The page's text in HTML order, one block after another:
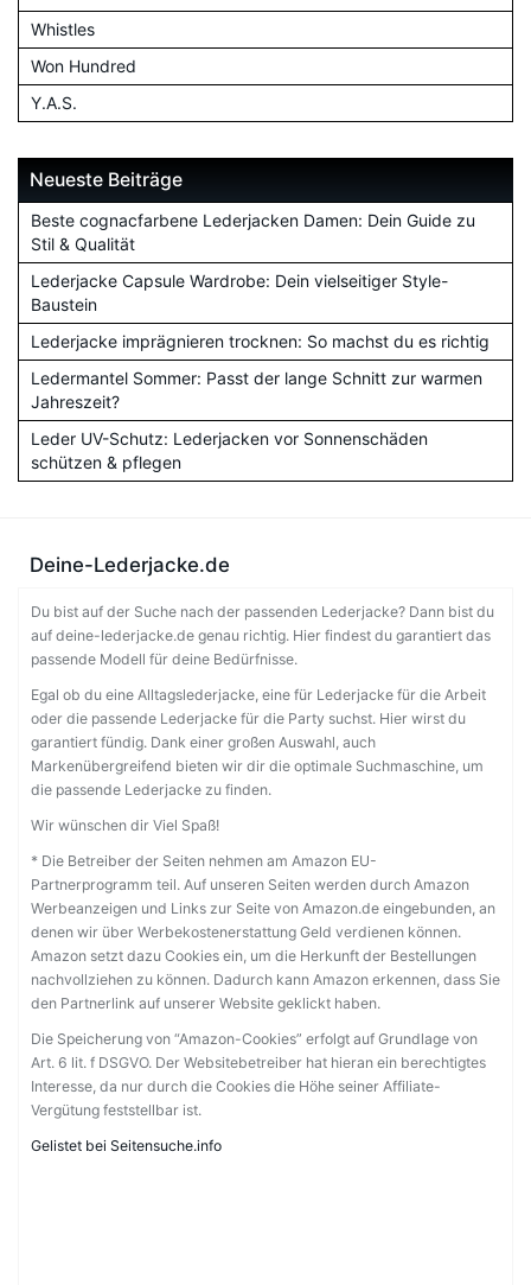
Whistles
Won Hundred
Y.A.S.
Neueste Beiträge
Beste cognacfarbene Lederjacken Damen: Dein Guide zu
Stil & Qualität
Lederjacke Capsule Wardrobe: Dein vielseitiger Style-
Baustein
Lederjacke imprägnieren trocknen: So machst du es richtig
Ledermantel Sommer: Passt der lange Schnitt zur warmen
Jahreszeit?
Leder UV-Schutz: Lederjacken vor Sonnenschäden
schützen & pflegen
Deine-Lederjacke.de
Du bist auf der Suche nach der passenden Lederjacke? Dann bist du
auf deine-lederjacke.de genau richtig. Hier findest du garantiert das
passende Modell für deine Bedürfnisse.
Egal ob du eine Alltagslederjacke, eine für Lederjacke für die Arbeit
oder die passende Lederjacke für die Party suchst. Hier wirst du
garantiert fündig. Dank einer großen Auswahl, auch
Markenübergreifend bieten wir dir die optimale Suchmaschine, um
die passende Lederjacke zu finden.
Wir wünschen dir Viel Spaß!
* Die Betreiber der Seiten nehmen am Amazon EU-
Partnerprogramm teil. Auf unseren Seiten werden durch Amazon
Werbeanzeigen und Links zur Seite von Amazon.de eingebunden, an
denen wir über Werbekostenerstattung Geld verdienen können.
Amazon setzt dazu Cookies ein, um die Herkunft der Bestellungen
nachvollziehen zu können. Dadurch kann Amazon erkennen, dass Sie
den Partnerlink auf unserer Website geklickt haben.
Die Speicherung von “Amazon-Cookies” erfolgt auf Grundlage von
Art. 6 lit. f DSGVO. Der Websitebetreiber hat hieran ein berechtigtes
Interesse, da nur durch die Cookies die Höhe seiner Affiliate-
Vergütung feststellbar ist.
Gelistet bei Seitensuche.info